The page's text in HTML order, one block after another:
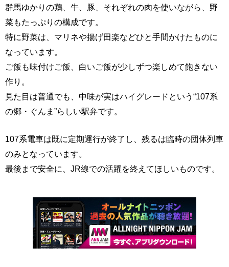
群馬ゆかりの鶏、牛、豚、それぞれの肉を使いながら、野
菜もたっぷりの構成です。
特に野菜は、マリネや揚げ田楽などひと手間かけたものに
なっています。
ご飯も味付けご飯、白いご飯が少しずつ楽しめて飽きない
作り。
見た目は普通でも、中味が実はハイグレードという“107系
の郷・ぐんま”らしい駅弁です。
107系電車は既に定期運行が終了し、残るは臨時の団体列車
のみとなっています。
最後まで安全に、JR線での活躍を終えてほしいものです。